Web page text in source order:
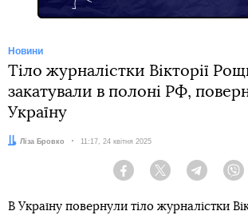
Новини
Тіло журналістки Вікторії
закатували в полоні РФ,
Україну
Автор:
Ліза Бровко Дата:
11:17, 24 квітня 2025
Facebook Twitter Telegram
В Україну повернули тіло журналістки